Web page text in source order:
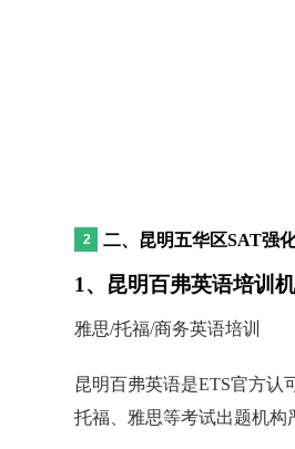
二、昆明五华区SAT强
1、昆明百弗英语培训
雅思/托福/商务英语培训
昆明百弗英语是ETS官方认
托福、雅思等考试出题机构